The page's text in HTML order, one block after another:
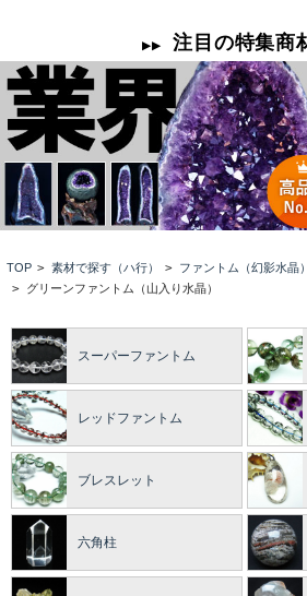
TOP > 素材で探す（ハ行） > ファントム（幻影水晶）
> グリーンファントム（山入り水晶）
スーパーファントム
レッドファントム
ブレスレット
六角柱